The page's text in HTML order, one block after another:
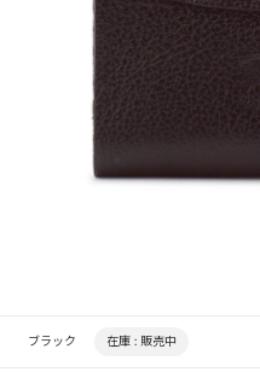
ブラック 在庫 : 販売中